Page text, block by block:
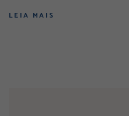
LEIA MAIS